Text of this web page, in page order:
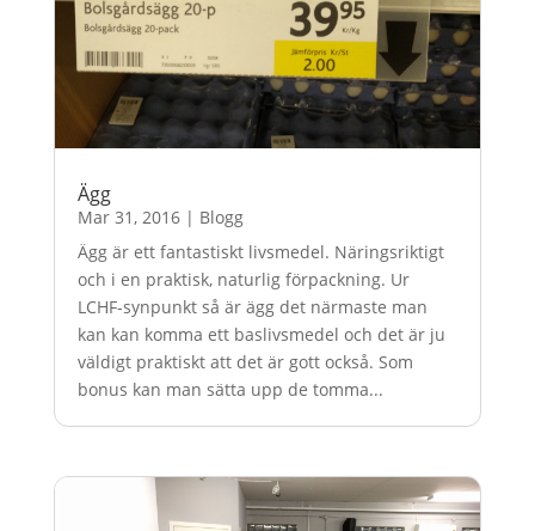
Ägg
Mar 31, 2016| Blogg
Ägg är ett fantastiskt livsmedel. Näringsriktigt
och i en praktisk, naturlig förpackning. Ur
LCHF-synpunkt så är ägg det närmaste man
kan kan komma ett baslivsmedel och det är ju
väldigt praktiskt att det är gott också. Som
bonus kan man sätta upp de tomma...